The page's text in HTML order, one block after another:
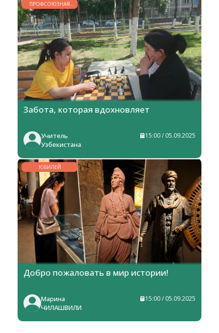
ПРОФСОЮЗНАЯ
ЖИЗНЬ
Забота, которая вдохновляет
Учитель
Узбекистана
15:00 / 05.09.2025
ЮБИЛЕЙ
Добро пожаловать в мир истории!
Марина
ЧИЛАШВИЛИ
15:00 / 05.09.2025